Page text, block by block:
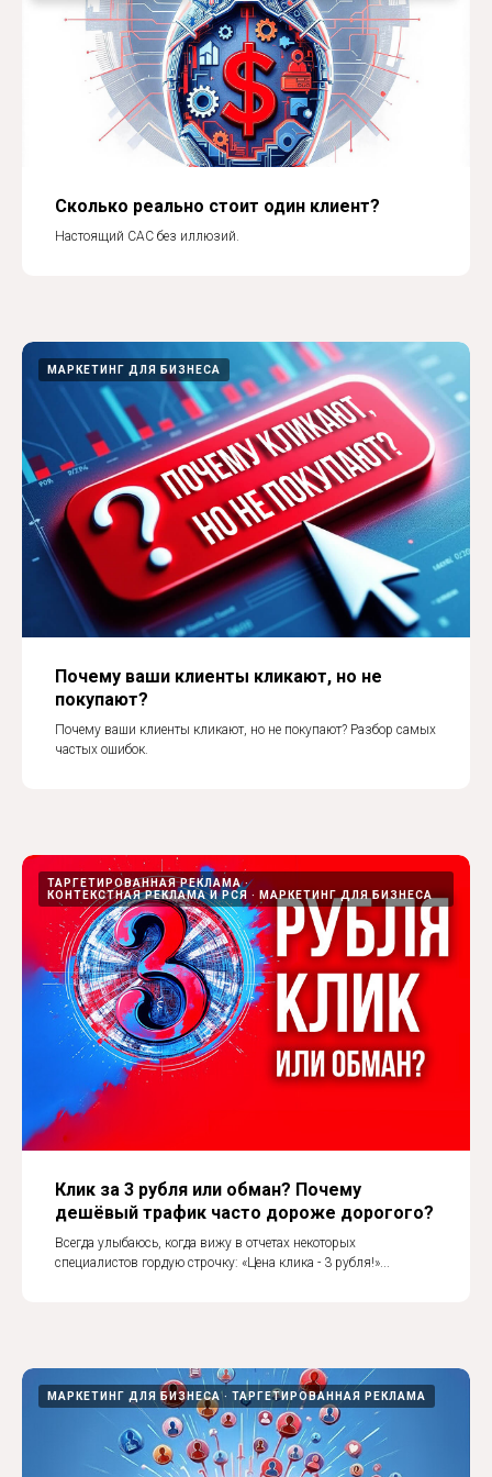
Сколько реально стоит один клиент?
Настоящий CAC без иллюзий.
МАРКЕТИНГ ДЛЯ БИЗНЕСА
Почему ваши клиенты кликают, но не
покупают?
Почему ваши клиенты кликают, но не покупают? Разбор самых
частых ошибок.
ТАРГЕТИРОВАННАЯ РЕКЛАМА
КОНТЕКСТНАЯ РЕКЛАМА И РСЯ
МАРКЕТИНГ ДЛЯ БИЗНЕСА
Клик за 3 рубля или обман? Почему
дешёвый трафик часто дороже дорогого?
Всегда улыбаюсь, когда вижу в отчетах некоторых
специалистов гордую строчку: «Цена клика - 3 рубля!»...
МАРКЕТИНГ ДЛЯ БИЗНЕСА ТАРГЕТИРОВАННАЯ РЕКЛАМА